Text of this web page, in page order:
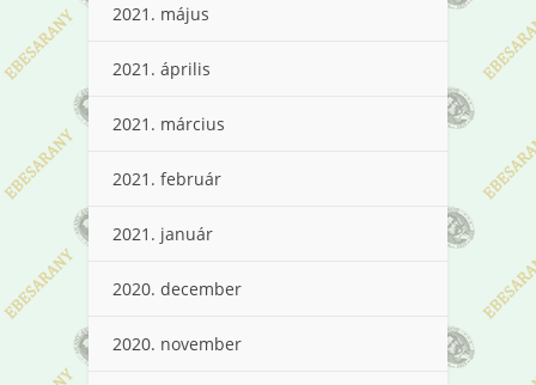
2021. május
2021. április
2021. március
2021. február
2021. január
2020. december
2020. november